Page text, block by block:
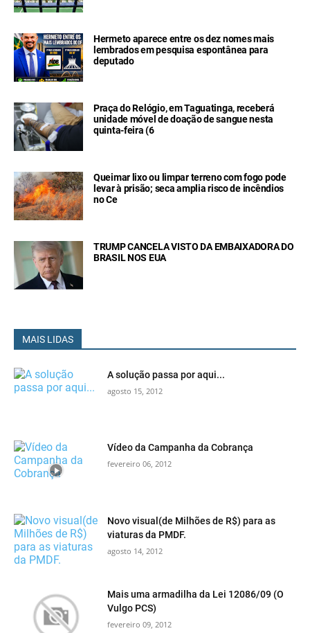
Hermeto aparece entre os dez nomes mais
lembrados em pesquisa espontânea para
deputado
Praça do Relógio, em Taguatinga, receberá
unidade móvel de doação de sangue nesta
quinta-feira (6
Queimar lixo ou limpar terreno com fogo pode
levar à prisão; seca amplia risco de incêndios
no Ce
TRUMP CANCELA VISTO DA EMBAIXADORA DO
BRASIL NOS EUA
MAIS LIDAS
A solução passa por aqui...
agosto 15, 2012
Vídeo da Campanha da Cobrança
fevereiro 06, 2012
Novo visual(de Milhões de R$) para as
viaturas da PMDF.
agosto 14, 2012
Mais uma armadilha da Lei 12086/09 (O
Vulgo PCS)
fevereiro 09, 2012